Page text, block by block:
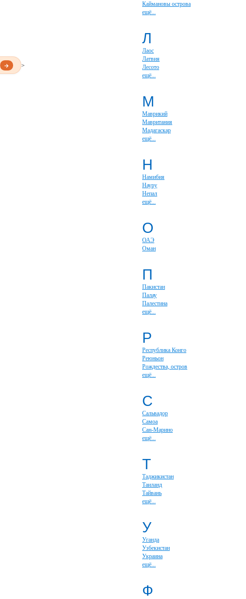
→ >
Каймановы острова
ещё...
Л
Лаос
Латвия
Лесото
ещё...
М
Маврикий
Мавритания
Мадагаскар
ещё...
Н
Намибия
Науру
Непал
ещё...
О
ОАЭ
Оман
П
Пакистан
Палау
Палестина
ещё...
Р
Республика Конго
Реюньон
Рождества, остров
ещё...
С
Сальвадор
Самоа
Сан-Марино
ещё...
Т
Таджикистан
Таиланд
Тайвань
ещё...
У
Уганда
Узбекистан
Украина
ещё...
Ф